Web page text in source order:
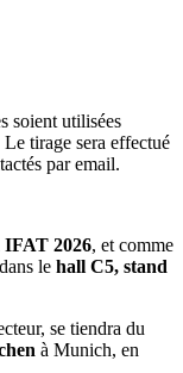
soient utilisées
tirage sera effectué
par email.
IFAT 2026, et comme
le hall C5, stand
se tiendra du
à Munich, en